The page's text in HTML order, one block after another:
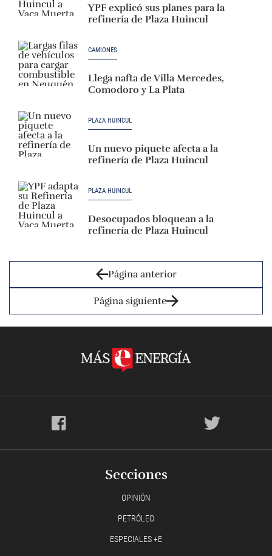
YPF explicó sus planes para la
refinería de Plaza Huincul
CAMIONES
Llega nafta de Villa Mercedes,
Comodoro y La Plata
PLAZA HUINCUL
Un nuevo piquete afecta a la
refinería de Plaza Huincul
PLAZA HUINCUL
Desocupados bloquean a la
refinería de Plaza Huincul
Página anterior
Página siguiente
Secciones
OPINIÓN
PETRÓLEO
ESPECIALES +E